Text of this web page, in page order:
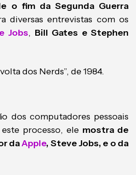
o fim da Segunda Guerra
diversas entrevistas com os
Jobs, Bill Gates e Stephen
dos Nerds”, de 1984.
dos computadores pessoais
processo, ele mostra de
daApple, Steve Jobs, e o da